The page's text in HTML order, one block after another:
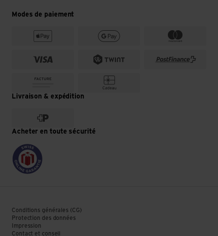
Modes de paiement
Livraison & expédition
Acheter en toute sécurité
Conditions générales (CG)
Protection des données
Impression
Contact et conseil